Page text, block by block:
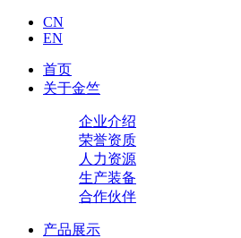
CN
EN
首页
关于金竺
企业介绍
荣誉资质
人力资源
生产装备
合作伙伴
产品展示